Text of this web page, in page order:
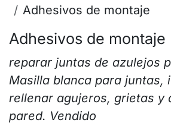
Adhesivos de montaje
Adhesivos de montaje
reparar juntas de azulejos
Masilla blanca para juntas,
rellenar agujeros, grietas y
pared. Vendido